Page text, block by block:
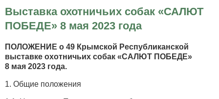
лично-
командные
состязания
собак
всех
пород
Выставка охотничьих собак «САЛЮТ
ПОБЕДЕ» 8 мая 2023 года
ПОЛОЖЕНИЕ о 49 Крымской Республиканской
выставке охотничьих собак «САЛЮТ ПОБЕДЕ»
8 мая 2023 года.
1. Общие положения